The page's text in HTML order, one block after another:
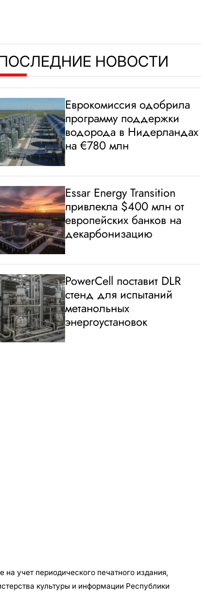
НОВОСТИ
Еврокомиссия одобрила
программу поддержки
водорода в Нидерландах
на €780 млн
Essar Energy Transition
привлекла $400 млн от
европейских банков на
декарбонизацию
PowerCell поставит DLR
стенд для испытаний
метанольных
энергоустановок
на учет периодического печатного издания,
культуры и информации Республики